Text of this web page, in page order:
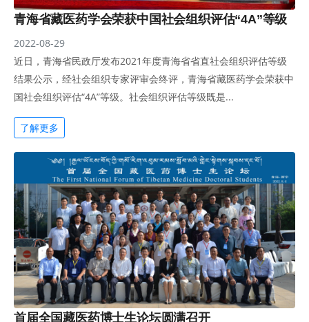
青海省藏医药学会荣获中国社会组织评估“4A”等级
2022-08-29
近日，青海省民政厅发布2021年度青海省省直社会组织评估等级
结果公示，经社会组织专家评审会终评，青海省藏医药学会荣获中
国社会组织评估“4A”等级。社会组织评估等级既是...
了解更多
首届全国藏医药博士生论坛圆满召开